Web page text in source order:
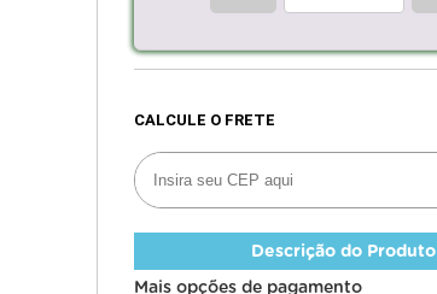
Descrição do Produto
Mais opções de pagamento